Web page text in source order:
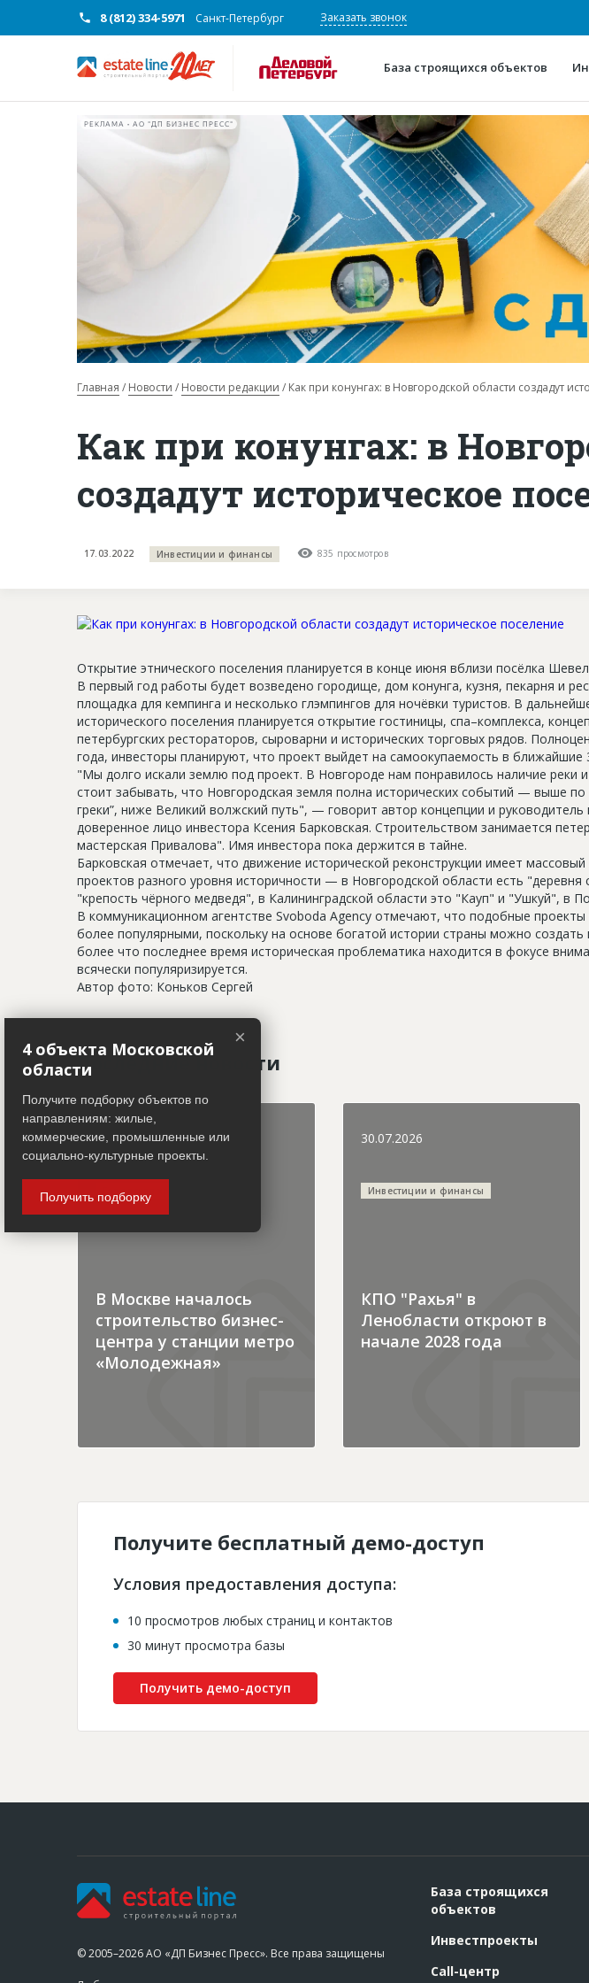
8 (812) 334-5971 Санкт-Петербург Заказать звонок
База строящихся объектов
РЕКЛАМА • АО "ДП БИЗНЕС ПРЕСС"
Главная Новости Новости редакции Как при конунгах: в Новгородской области создадут
Как при конунгах: в
создадут историческое
17.03.2022 Инвестиции и финансы 835 просмотров
Открытие этнического поселения планируется в конце июня вблизи посёлка
В первый год работы будет возведено городище, дом конунга, кузня, пекарня и
площадка для кемпинга и несколько глэмпингов для ночёвки туристов. В
исторического поселения планируется открытие гостиницы, спа–комплекса,
петербургских рестораторов, сыроварни и исторических торговых рядов.
года, инвесторы планируют, что проект выйдет на самоокупаемость в ближайшие
"Мы долго искали землю под проект. В Новгороде нам понравилось наличие реки
стоит забывать, что Новгородская земля полна исторических событий — выше по
греки”, ниже Великий волжский путь", — говорит автор концепции и
доверенное лицо инвестора Ксения Барковская. Строительством занимается
мастерская Привалова". Имя инвестора пока держится в тайне.
Барковская отмечает, что движение исторической реконструкции имеет
проектов разного уровня историчности — в Новгородской области есть
"крепость чёрного медведя", в Калининградской области это "Кауп" и "Ушкуй", в
В коммуникационном агентстве Svoboda Agency отмечают, что подобные проекты
более популярными, поскольку на основе богатой истории страны можно
более что последнее время историческая проблематика находится в фокусе
всячески популяризируется.
Автор фото: Коньков Сергей
Последние новости
31.07.2026
Городская хроника
В Москве началось
строительство бизнес-
центра у станции метро
«Молодежная»
30.07.2026
Инвестиции и финансы
КПО "Рахья" в
Ленобласти откроют в
начале 2028 года
Получите бесплатный демо-доступ
Условия предоставления доступа:
10 просмотров любых страниц и контактов
30 минут просмотра базы
Получить демо-доступ
© 2005–2026 АО «ДП Бизнес Пресс». Все права защищены
База строящихся
объектов
Инвестпроекты
Call-центр
×
4 объекта Московской
области
Получите подборку объектов по
направлениям: жилые,
коммерческие, промышленные или
социально-культурные проекты.
Получить подборку